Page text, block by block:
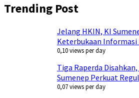
Trending Post
Jelang HKIN, KI
Keterbukaan Informasi
0,10 views per day
Tiga Raperda
Sumenep Perkuat
0,07 views per day